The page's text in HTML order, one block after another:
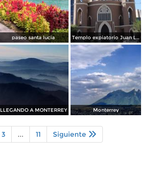
paseo santa lucia Templo expiatorio Juan Luis Gonzaga
LLEGANDO A MONTERREY Monterrey
3 ... 11 Siguiente